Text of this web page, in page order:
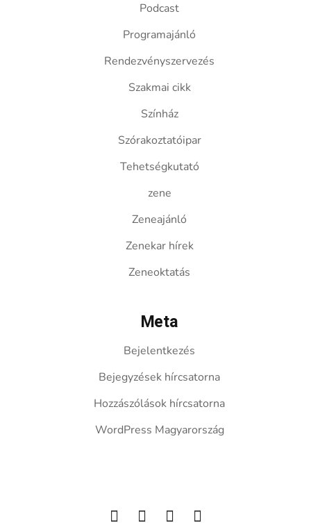
Podcast
Programajánló
Rendezvényszervezés
Szakmai cikk
Színház
Szórakoztatóipar
Tehetségkutató
zene
Zeneajánló
Zenekar hírek
Zeneoktatás
Meta
Bejelentkezés
Bejegyzések hírcsatorna
Hozzászólások hírcsatorna
WordPress Magyarország